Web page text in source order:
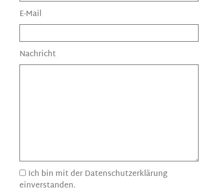
E-Mail
Nachricht
Ich bin mit der Datenschutzerklärung
einverstanden.